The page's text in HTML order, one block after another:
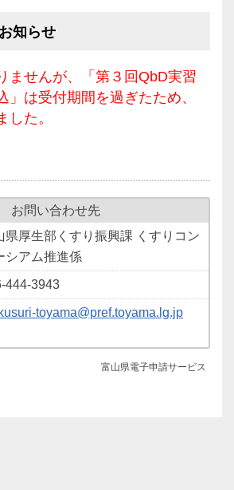
知らせ
ませんが、「第３回QbD実習
」は受付期間を過ぎたため、
した。
お問い合わせ先
県厚生部くすり振興課 くすりコン
シアム推進係
444-3943
toyama@pref.toyama.lg.jp
富山県電子申請サービス